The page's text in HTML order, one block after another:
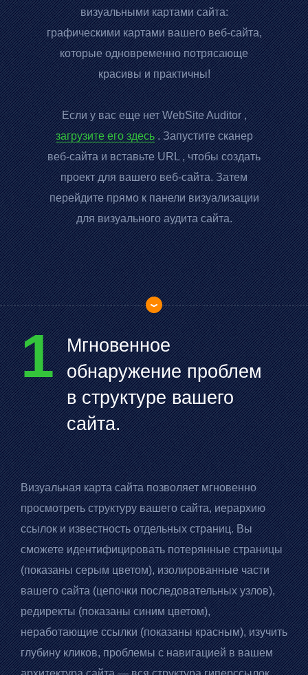
визуальными картами сайта:
графическими картами вашего веб-сайта,
которые одновременно потрясающе
красивы и практичны!
Если у вас еще нетWebSite Auditor,
загрузите его здесь. Запустите сканер
веб-сайта и вставьтеURL, чтобы создать
проект для вашего веб-сайта. Затем
перейдите прямо к панели визуализации
для визуального аудита сайта.
1 Мгновенное
обнаружение проблем
в структуре вашего
сайта.
Визуальная карта сайта позволяет мгновенно
просмотреть структуру вашего сайта, иерархию
ссылок и известность отдельных страниц. Вы
сможете идентифицировать потерянные страницы
(показаны серым цветом), изолированные части
вашего сайта (цепочки последовательных узлов),
редиректы (показаны синим цветом),
неработающие ссылки (показаны красным), изучить
глубину кликов, проблемы с навигацией в вашем